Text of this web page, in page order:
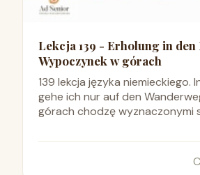
Lekcja 139 - Erholung in
Wypoczynek w górach
139 lekcja języka niemieckiego.
gehe ich nur auf den
górach chodzę wyznaczonymi